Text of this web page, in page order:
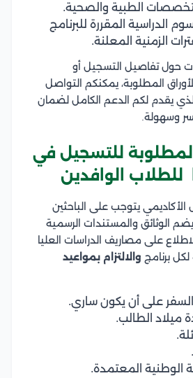
الطبية والصحية.
الدراسية المقررة للبرنامج
الزمنية المعلنة.
حول تفاصيل التسجيل أو
المطلوبة، يمكنكم التواصل
يقدم لكم الدعم الكامل لضمان
وسهولة.
للتسجيل في
الوافدين
الأكاديمي يتوجب على الباحثين
الوثائق والمستندات الرسمية
على مصاريف الدراسات العليا
برنامج والالتزام بمواعيد
على أن يكون ساري.
الطالب.
الوطنية المعتمدة.